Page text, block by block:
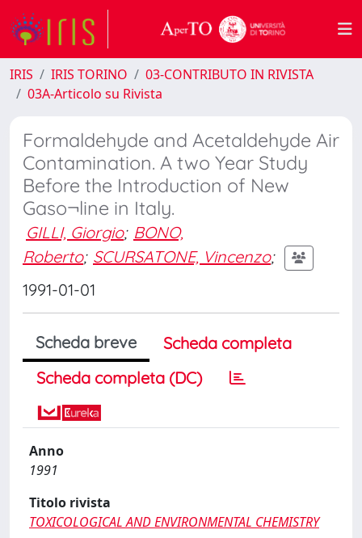
IRIS IRIS TORINO
03-CONTRIBUTO IN RIVISTA
03A-Articolo su Rivista
Formaldehyde and Acetaldehyde Air
Contamination. A two Year Study
Before the Introduction of New
Gaso¬line in Italy.
GILLI, Giorgio; BONO,
Roberto; SCURSATONE, Vincenzo;
1991-01-01
Scheda breve
Scheda completa
Scheda completa (DC)
Anno
1991
Titolo rivista
TOXICOLOGICAL AND ENVIRONMENTAL CHEMISTRY